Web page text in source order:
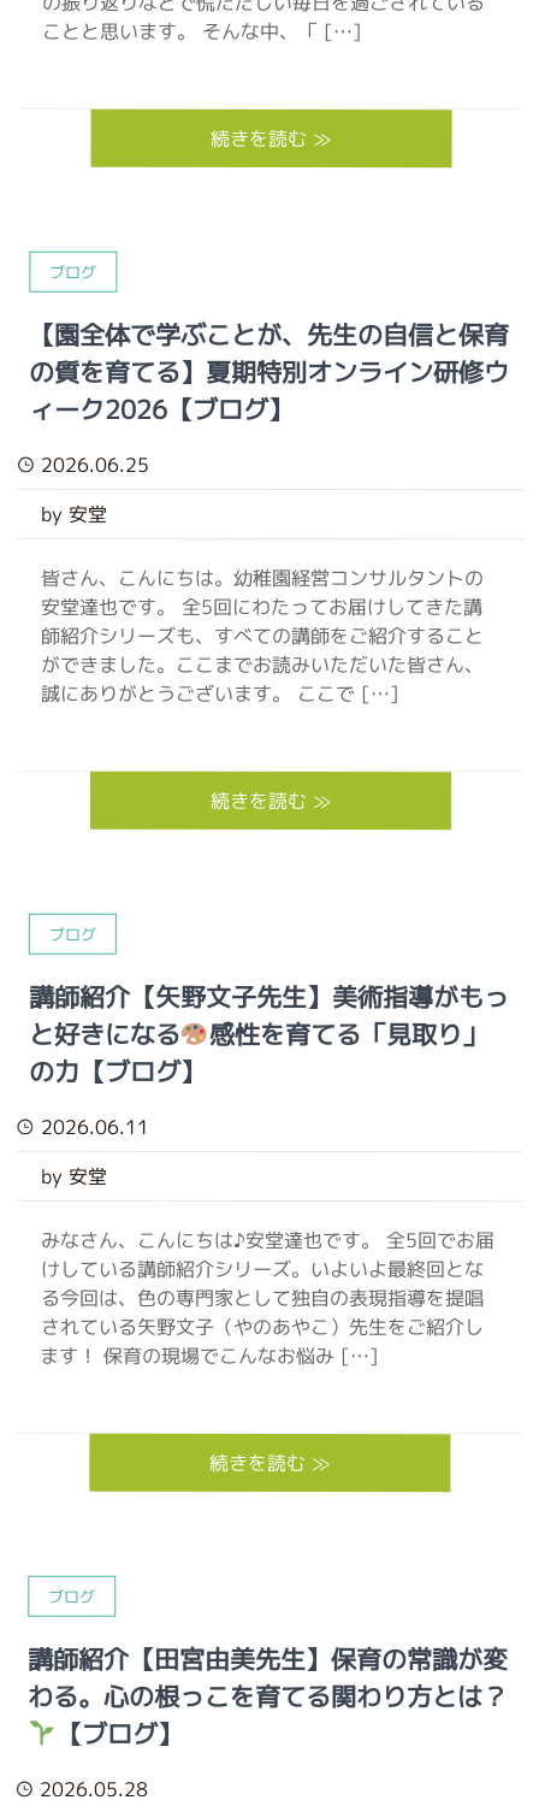
ことと思います。 そんな中、「 […]
続きを読む ≫
ブログ
【園全体で学ぶことが、先生の自信と保育
の質を育てる】夏期特別オンライン研修ウ
ィーク2026【ブログ】
2026.06.25
by 安堂
皆さん、こんにちは。幼稚園経営コンサルタントの
安堂達也です。 全5回にわたってお届けしてきた講
師紹介シリーズも、すべての講師をご紹介すること
ができました。ここまでお読みいただいた皆さん、
誠にありがとうございます。 ここで […]
続きを読む ≫
ブログ
講師紹介【矢野文子先生】美術指導がもっ
と好きになる 感性を育てる「見取り」
の力【ブログ】
2026.06.11
by 安堂
みなさん、こんにちは♪安堂達也です。 全5回でお届
けしている講師紹介シリーズ。いよいよ最終回とな
る今回は、色の専門家として独自の表現指導を提唱
されている矢野文子（やのあやこ）先生をご紹介し
ます！ 保育の現場でこんなお悩み […]
続きを読む ≫
ブログ
講師紹介【田宮由美先生】保育の常識が変
わる。心の根っこを育てる関わり方とは？
【ブログ】
2026.05.28